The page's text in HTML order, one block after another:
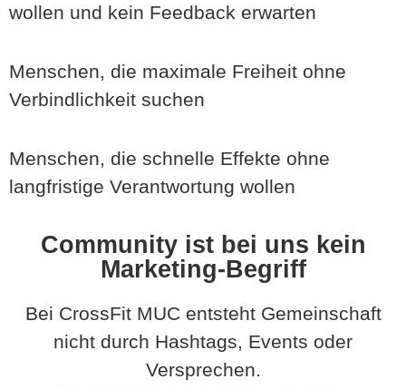
wollen und kein Feedback erwarten
Menschen, die maximale Freiheit ohne
Verbindlichkeit suchen
Menschen, die schnelle Effekte ohne
langfristige Verantwortung wollen
Community ist bei uns kein
Marketing-Begriff
Bei CrossFit MUC entsteht Gemeinschaft
nicht durch Hashtags, Events oder
Versprechen.